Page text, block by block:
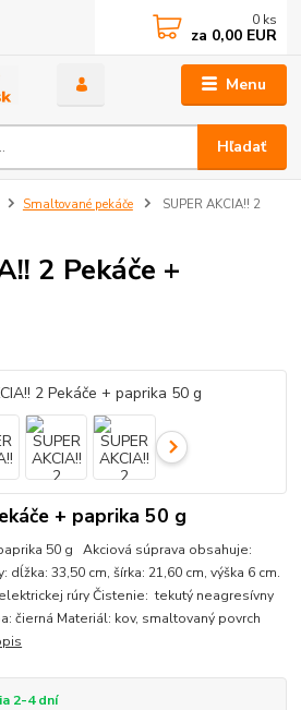
Menu
Hľadať
0 ks
za 0,00 EUR
Smaltované pekáče
SUPER AKCIA!! 2
2 Pekáče +
+ paprika 50 g
50 g Akciová súprava obsahuje:
dĺžka: 33,50 cm, šírka: 21,60 cm, výška 6 cm.
rúry Čistenie: tekutý neagresívny
čierná Materiál: kov, smaltovaný povrch
2-4 dní